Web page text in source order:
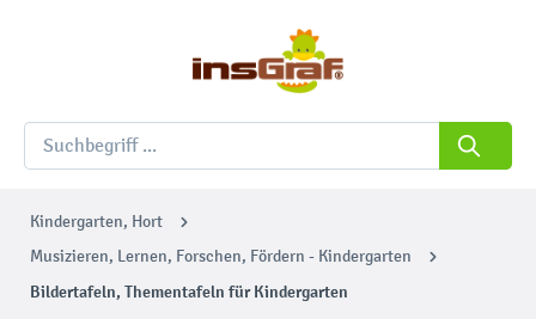
Kindergarten, Hort
Musizieren, Lernen, Forschen, Fördern - Kindergarten
Bildertafeln, Thementafeln für Kindergarten